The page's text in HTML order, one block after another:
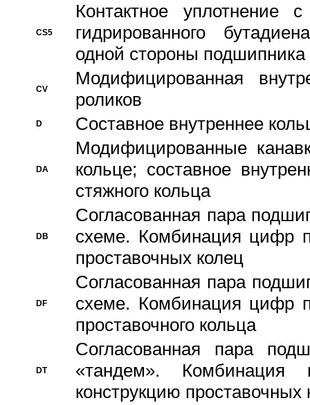
CS5
Контактное уплотнение
гидрированного
одной стороны подшипника
CV
Модифицированная
роликов
D Составное внутреннее
DA
Модифицированные
кольце; составное
стяжного кольца
DB
Согласованная пара
схеме. Комбинация цифр
проставочных колец
DF
Согласованная пара
схеме. Комбинация цифр
проставочного кольца
DT
Согласованная пара
«тандем».
конструкцию проставочных